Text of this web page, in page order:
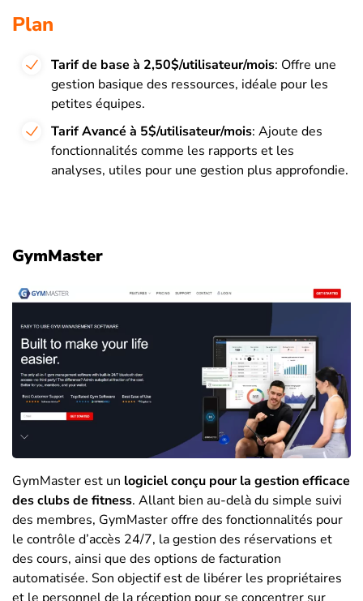
Plan
Tarif de base à 2,50$/utilisateur/mois: Offre une
gestion basique des ressources, idéale pour les
petites équipes.
Tarif Avancé à 5$/utilisateur/mois: Ajoute des
fonctionnalités comme les rapports et les
analyses, utiles pour une gestion plus approfondie.
GymMaster
GymMaster est un logiciel conçu pour la gestion efficace
des clubs de fitness. Allant bien au-delà du simple suivi
des membres, GymMaster offre des fonctionnalités pour
le contrôle d’accès 24/7, la gestion des réservations et
des cours, ainsi que des options de facturation
automatisée. Son objectif est de libérer les propriétaires